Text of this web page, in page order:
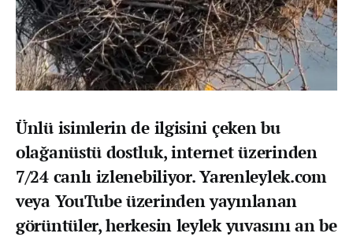
Ünlü isimlerin de ilgisini çeken bu
olağanüstü dostluk, internet üzerinden
7/24 canlı izlenebiliyor. Yarenleylek.com
veya YouTube üzerinden yayınlanan
görüntüler, herkesin leylek yuvasını an be